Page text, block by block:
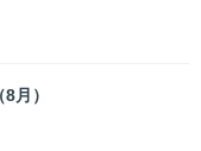
月）